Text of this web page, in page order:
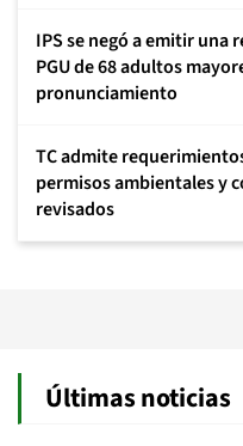
IPS se negó a emitir una
PGU de 68 adultos
pronunciamiento
TC admite
permisos ambientales y
revisados
Últimas noticias